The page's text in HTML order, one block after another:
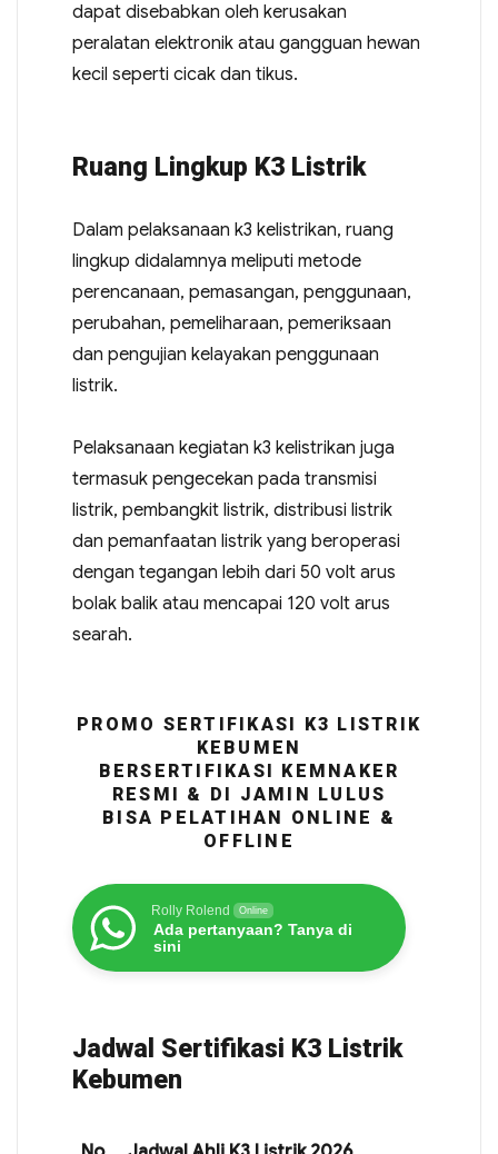
dapat disebabkan oleh kerusakan
peralatan elektronik atau gangguan hewan
kecil seperti cicak dan tikus.
Ruang Lingkup K3 Listrik
Dalam pelaksanaan k3 kelistrikan, ruang
lingkup didalamnya meliputi metode
perencanaan, pemasangan, penggunaan,
perubahan, pemeliharaan, pemeriksaan
dan pengujian kelayakan penggunaan
listrik.
Pelaksanaan kegiatan k3 kelistrikan juga
termasuk pengecekan pada transmisi
listrik, pembangkit listrik, distribusi listrik
dan pemanfaatan listrik yang beroperasi
dengan tegangan lebih dari 50 volt arus
bolak balik atau mencapai 120 volt arus
searah.
PROMO SERTIFIKASI K3 LISTRIK
KEBUMEN
BERSERTIFIKASI KEMNAKER
RESMI & DI JAMIN LULUS
BISA PELATIHAN ONLINE &
OFFLINE
Rolly Rolend Online
Ada pertanyaan? Tanya di
sini
Jadwal Sertifikasi K3 Listrik
Kebumen